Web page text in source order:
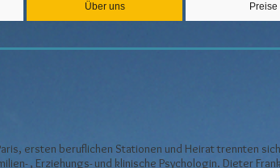
Über uns Preise
ersten beruflichen Stationen und Heirat trennten sich
, Erziehungs- und klinische Psychologin. Dieter